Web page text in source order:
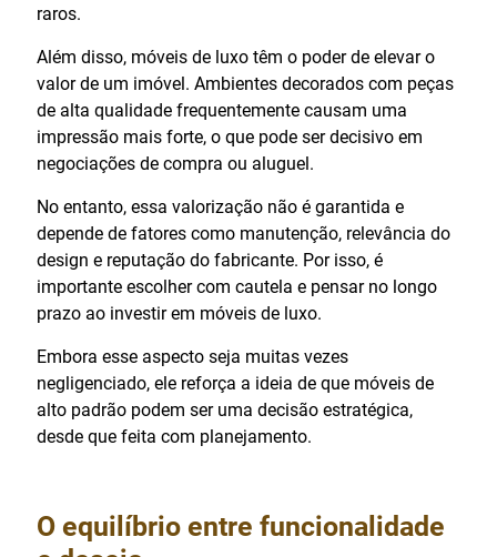
raros.
Além disso, móveis de luxo têm o poder de elevar o
valor de um imóvel. Ambientes decorados com peças
de alta qualidade frequentemente causam uma
impressão mais forte, o que pode ser decisivo em
negociações de compra ou aluguel.
No entanto, essa valorização não é garantida e
depende de fatores como manutenção, relevância do
design e reputação do fabricante. Por isso, é
importante escolher com cautela e pensar no longo
prazo ao investir em móveis de luxo.
Embora esse aspecto seja muitas vezes
negligenciado, ele reforça a ideia de que móveis de
alto padrão podem ser uma decisão estratégica,
desde que feita com planejamento.
O equilíbrio entre funcionalidade